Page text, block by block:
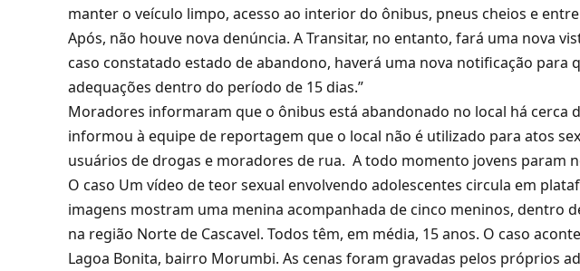
manter o veículo limpo, acesso ao interior do ônibus, pneus cheios e
Após, não houve nova denúncia. A Transitar, no entanto, fará uma nova
caso constatado estado de abandono, haverá uma nova notificação para
adequações dentro do período de 15 dias.”
Moradores informaram que o ônibus está abandonado no local há cerca
informou à equipe de reportagem que o local não é utilizado para atos
usuários de drogas e moradores de rua. A todo momento jovens param
O caso Um vídeo de teor sexual envolvendo adolescentes circula em
imagens mostram uma menina acompanhada de cinco meninos, dentro
na região Norte de Cascavel. Todos têm, em média, 15 anos. O caso
Lagoa Bonita, bairro Morumbi. As cenas foram gravadas pelos próprios